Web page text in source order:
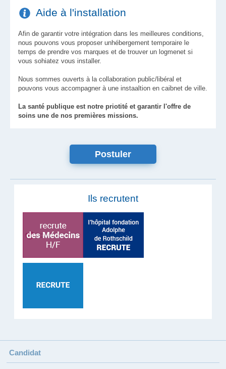
Aide à l'installation
Afin de garantir votre intégration dans les meilleures conditions,
nous pouvons vous proposer unhébergement temporaire le
temps de prendre vos marques et de trouver un logmenet si
vous sohiatez vous installer.
Nous sommes ouverts à la collaboration public/libéral et
pouvons vous accompagner à une instaaltion en caibnet de ville.
La santé publique est notre priotité et garantir l'offre de
soins une de nos premières missions.
Postuler
Ils recrutent
Candidat